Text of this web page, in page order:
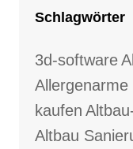
Schlagwörter
3d-software
Allergenarme
kaufen
Altbau